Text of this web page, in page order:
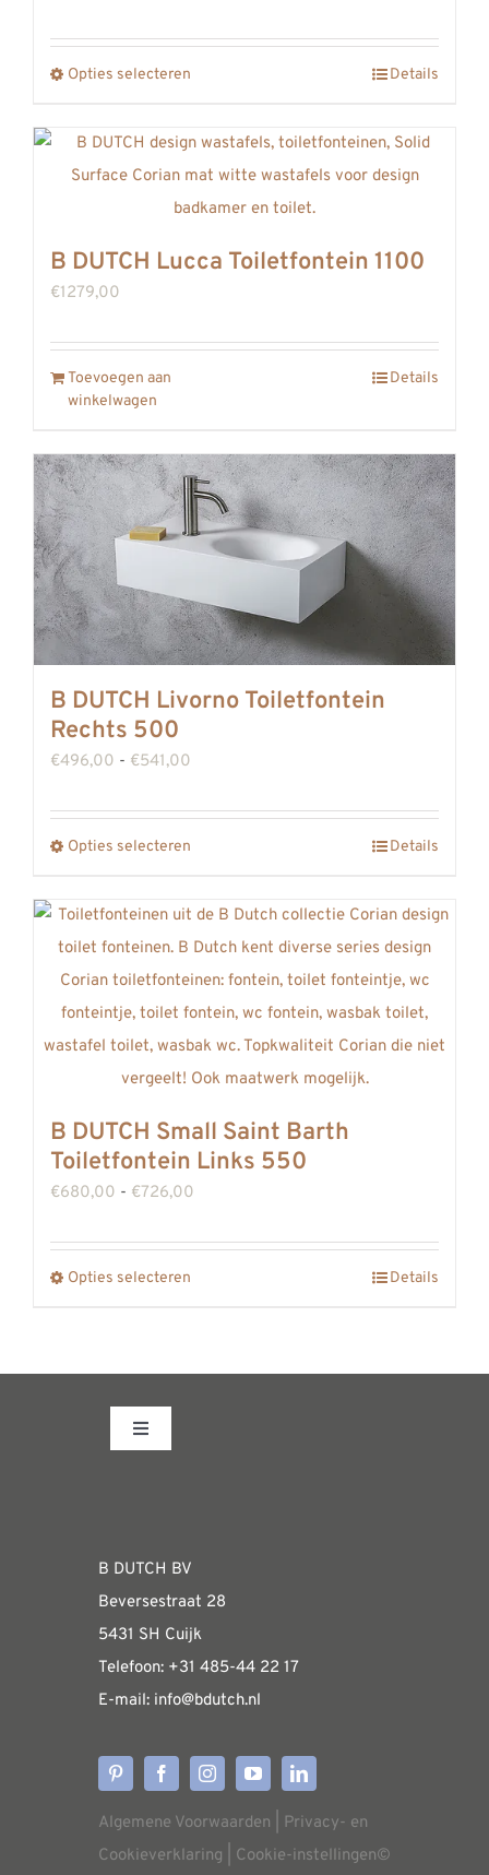
tot
Opties selecteren
heeft
meerdere
variaties.
optie
gekozen
productpagina
Details
B DUTCH Lucca Toiletfontein 1100
€1279,00
Toevoegen aan
winkelwagen
Details
B DUTCH Livorno Toiletfontein
Rechts 500
€496,00 - €541,00
tot
Opties selecteren
heeft
meerdere
variaties.
Deze
optie
kan
worden
productpagina
Details
B DUTCH Small Saint Barth
Toiletfontein Links 550
€680,00 - €726,00
tot
Opties selecteren
meerdere
op
de
productpagina
Details
Toggle
WEBSHOP
Algemene informatie &
Verzendkosten
Levertijden
Aflevering
B DUTCH BV
Beversestraat 28
5431 SH Cuijk
Telefoon: +31 485-44 22 17
E-mail: info@bdutch.nl
Algemene Voorwaarden
Privacy- en
Cookieverklaring
Cookie-instellingen©